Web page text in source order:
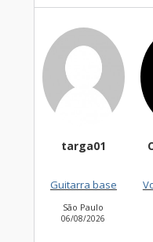
Guitarra base Vocalista -
05/08/2026